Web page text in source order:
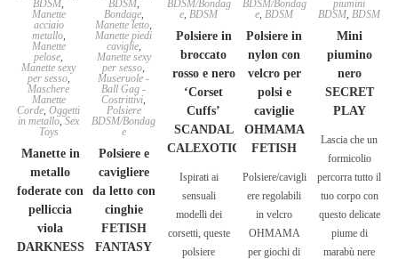
BDSM,
Manette
acciaio
metallo,
Manette
pelose,
Manette sexy
per sesso,
Maschere
Manette
Corde,Oggetti
in metallo,Sex
Toys
Manette in
metallo
foderate con
pelliccia
viola
DARKNESS
BDSM,
Bondage,
Manette letto,
Manette piedi
caviglie,
Manette sexy
per sesso,
Museruole -
Ball Gag -
Costrittivi,
Polsiere
BDSM/Bondag
e
Polsiere e
cavigliere
da letto con
cinghie
FETISH
FANTASY
BDSM/Bondag
e,BDSM
Polsiere in
broccato
rosso e nero
‘Corset
Cuffs’
SCANDAL
CALEXOTIC
Ispirati ai
sensuali
modelli dei
corsetti, queste
polsiere
BDSM/Bondag
e,BDSM
Polsiere in
nylon con
velcro per
polsi e
caviglie
OHMAMA
FETISH
Polsiere/cavigli
ere regolabili
in velcro
OHMAMA
per giochi di
piumini
BDSM,BDSM
Mini
piumino
nero
SECRET
PLAY
Lascia che un
formicolio
percorra tutto il
tuo corpo con
questo delicate
piume di
marabù nere